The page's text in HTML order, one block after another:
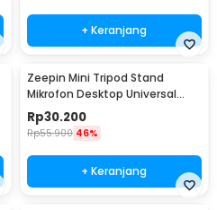
+ Keranjang
Zeepin Mini Tripod Stand
Mikrofon Desktop Universal
dengan Pop Filter - F-9
Rp30.200
Rp55.900 46%
+ Keranjang